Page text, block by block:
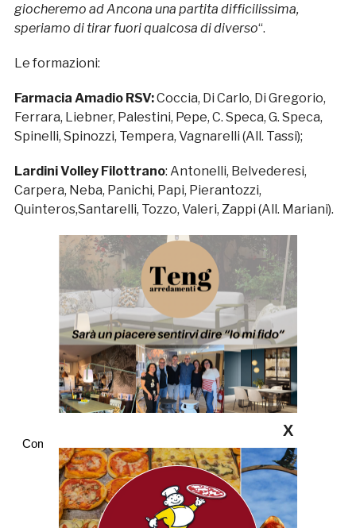
giocheremo ad Ancona una partita difficilissima,
speriamo di tirar fuori qualcosa di diverso“.
Le formazioni:
Farmacia Amadio RSV:Coccia, Di Carlo, Di Gregorio,
Ferrara, Liebner, Palestini, Pepe, C. Speca, G. Speca,
Spinelli, Spinozzi, Tempera, Vagnarelli (All. Tassi);
Lardini Volley Filottrano: Antonelli, Belvederesi,
Carpera, Neba, Panichi, Papi, Pierantozzi,
Quinteros,Santarelli, Tozzo, Valeri, Zappi (All. Mariani).
Commenti
X